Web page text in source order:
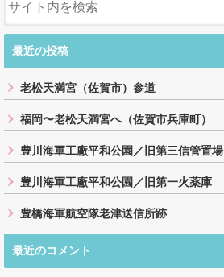
最近の投稿
老松天満宮（佐賀市）参道
福岡〜老松天満宮へ（佐賀市兵庫町）
豊川海軍工廠平和公園／旧第三信管置場
豊川海軍工廠平和公園／旧第一火薬庫
豊橋海軍航空隊老津送信所跡
最近のコメント